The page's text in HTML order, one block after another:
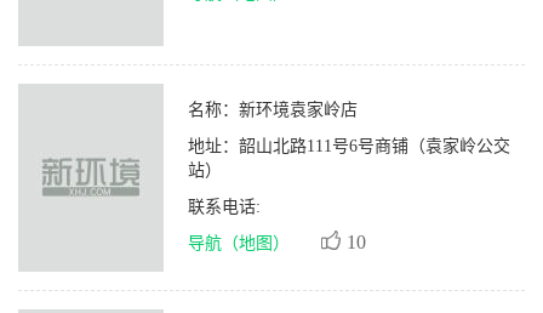
名称： 新环境袁家岭店
地址： 韶山北路111号6号商铺（袁家岭公交
站）
联系电话:
导航（地图）
10